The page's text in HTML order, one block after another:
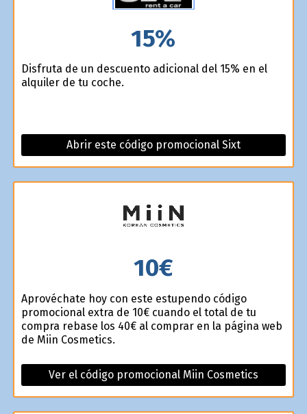
15%
Disfruta de un descuento adicional del 15% en el
alquiler de tu coche.
Abrir este código promocional Sixt
10€
Aprovéchate hoy con este estupendo código
promocional extra de 10€ cuando el total de tu
compra rebase los 40€ al comprar en la página web
de Miin Cosmetics.
Ver el código promocional Miin Cosmetics